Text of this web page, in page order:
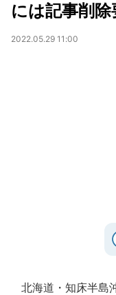
には記事削除
2022.05.29 11:00
北海道・知床半島